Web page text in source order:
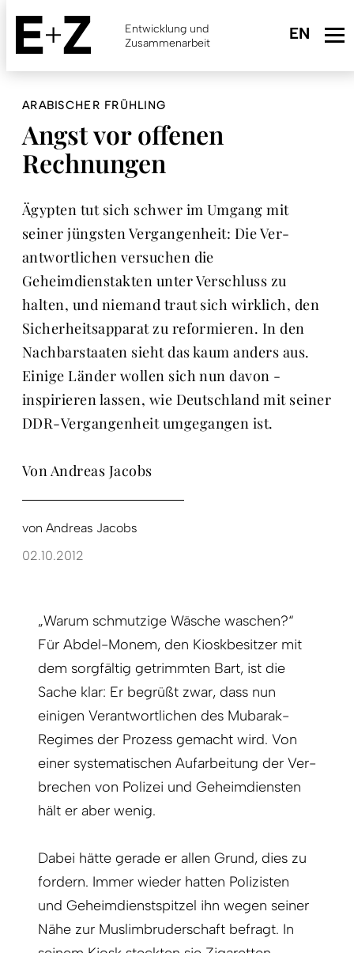
Skip
main
content
Entwicklung und
Zusammenarbeit
ARABISCHER FRÜHLING
Angst vor offenen
Rechnungen
Ägypten tut sich schwer im Umgang mit
seiner jüngsten Vergangenheit: Die Ver­
antwortlichen versuchen die
Geheimdienstakten unter Verschluss zu
halten, und niemand traut sich wirklich, den
Sicherheitsapparat zu reformieren. In den
Nachbarstaaten sieht das kaum anders aus.
Einige Länder wollen sich nun davon ­
inspirieren lassen, wie Deutschland mit seiner
DDR-Vergangenheit umgegangen ist.
Von Andreas Jacobs
von Andreas Jacobs
02.10.2012
„Warum schmutzige Wäsche waschen?“
Für ­Abdel-Monem, den Kioskbesitzer mit
dem sorg­fältig getrimmten Bart, ist die
Sache klar: Er begrüßt zwar, dass nun
einigen Verantwortlichen des Mubarak-
Regimes der Prozess gemacht wird. Von
einer systematischen Aufarbeitung der Ver­
brechen von Polizei und Geheimdiensten
hält er aber wenig.
Dabei hätte gerade er allen Grund, dies zu
fordern. Immer wieder hatten Polizisten
und Geheimdienstspitzel ihn wegen seiner
Nähe zur Muslim­bruderschaft befragt. In